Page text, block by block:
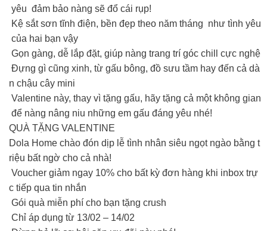
yêu đảm bảo nàng sẽ đổ cái rụp!
Kệ sắt sơn tĩnh điện, bền đẹp theo năm tháng như tình yêu
của hai bạn vậy
Gọn gàng, dễ lắp đặt, giúp nàng trang trí góc chill cực nghệ
Đựng gì cũng xinh, từ gấu bông, đồ sưu tầm hay đến cả dà
n chậu cây mini
Valentine này, thay vì tặng gấu, hãy tặng cả một không gian
để nàng nâng niu những em gấu đáng yêu nhé!
QUÀ TẶNG VALENTINE
Dola Home chào đón dịp lễ tình nhân siêu ngọt ngào bằng t
riệu bất ngờ cho cả nhà!
Voucher giảm ngay 10% cho bất kỳ đơn hàng khi inbox trự
c tiếp qua tin nhắn
Gói quà miễn phí cho bạn tặng crush
Chỉ áp dụng từ 13/02 – 14/02